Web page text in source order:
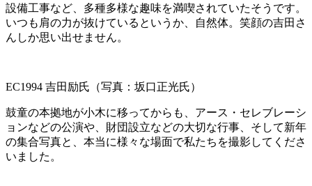
設備工事など、多種多様な趣味を満喫されていたそうです。
いつも肩の力が抜けているというか、自然体。笑顔の吉田さ
んしか思い出せません。
EC1994 吉田励氏（写真：坂口正光氏）
鼓童の本拠地が小木に移ってからも、アース・セレブレーシ
ョンなどの公演や、財団設立などの大切な行事、そして新年
の集合写真と、本当に様々な場面で私たちを撮影してくださ
いました。